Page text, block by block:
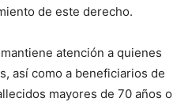
de este derecho.
atención a quienes
así como a beneficiarios de
mayores de 70 años o